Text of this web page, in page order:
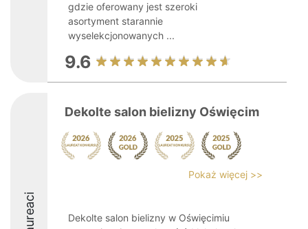
gdzie oferowany jest szeroki
asortyment starannie
wyselekcjonowanych ...
9.6
Laureaci
Dekolte salon bielizny Oświęcim
Pokaż więcej >>
Dekolte salon bielizny w Oświęcimiu